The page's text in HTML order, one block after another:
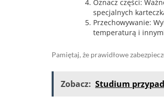
Oznacz części:
specjalnych
Przechowywanie:
temperaturą i
Pamiętaj, że prawidłowe
Zobacz: Studium